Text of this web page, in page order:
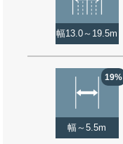
幅13.0～19.5m
19%
幅～5.5m